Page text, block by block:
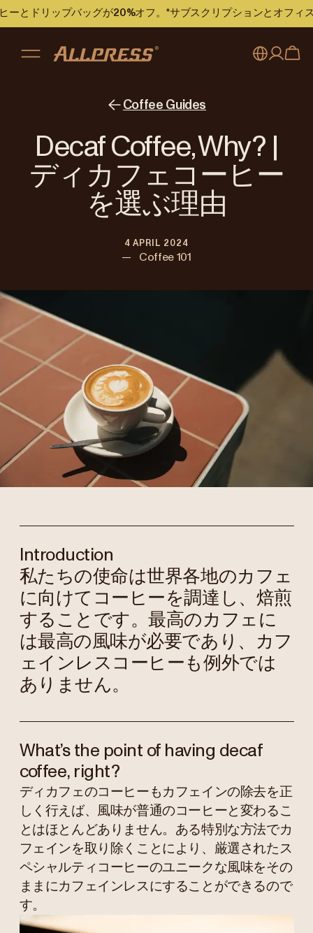
ーとドリップバッグが20%オフ。*サブスクリプションとオフィ
Australia
Japan (日本語)
New Zealand
United Kingdom
My account
Register
Coffee Guides
Decaf Coffee, Why? |
ディカフェコーヒー
を選ぶ理由
4 APRIL 2024
— Coffee 101
Introduction
私たちの使命は世界各地のカフェ
に向けてコーヒーを調達し、焙煎
することです。最高のカフェに
は最高の風味が必要であり、カフ
ェインレスコーヒーも例外では
ありません。
What’s the point of having decaf
coffee, right?
ディカフェのコーヒーもカフェインの除去を正
しく行えば、風味が普通のコーヒーと変わるこ
とはほとんどありません。ある特別な方法でカ
フェインを取り除くことにより、厳選されたス
ペシャルティコーヒーのユニークな風味をその
ままにカフェインレスにすることができるので
す。